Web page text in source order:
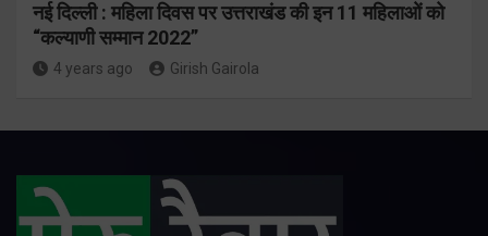
नई दिल्ली : महिला दिवस पर उत्तराखंड की इन 11 महिलाओं को
“कल्याणी सम्मान 2022”
4 years ago Girish Gairola